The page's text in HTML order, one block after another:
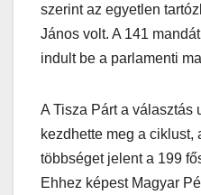
szerint az egyetlen
János volt. A 141
indult be a parlamenti
A Tisza Párt a választás
kezdhette meg a ciklust,
többséget jelent a 199
Ehhez képest Magyar